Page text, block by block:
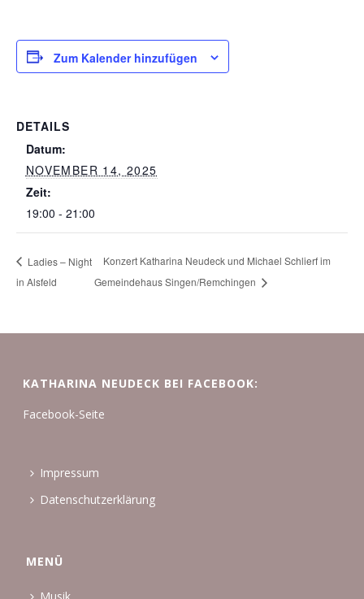
Zum Kalender hinzufügen
DETAILS
Datum:
NOVEMBER 14, 2025
Zeit:
19:00 - 21:00
Ladies – Night
in Alsfeld
Konzert Katharina Neudeck und Michael Schlierf im
Gemeindehaus Singen/Remchingen
KATHARINA NEUDECK BEI FACEBOOK:
Facebook-Seite
Impressum
Datenschutzerklärung
MENÜ